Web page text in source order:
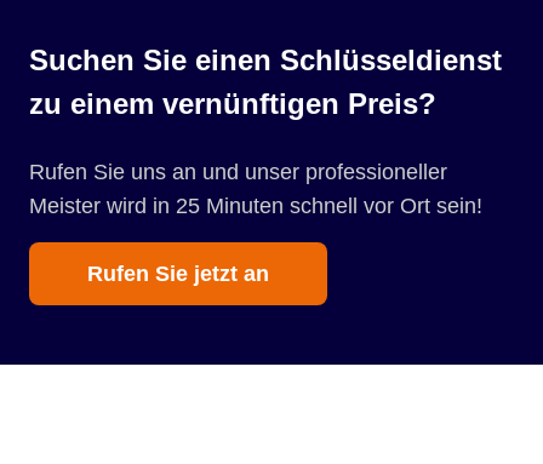
Suchen Sie einen Schlüsseldienst
zu einem vernünftigen Preis?
Rufen Sie uns an und unser professioneller
Meister wird in 25 Minuten schnell vor Ort sein!
Rufen Sie jetzt an